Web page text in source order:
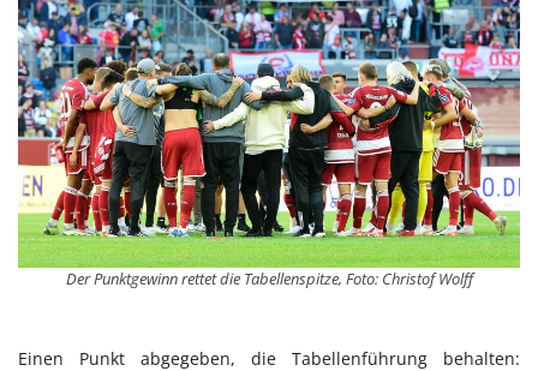
Der Punktgewinn rettet die Tabellenspitze, Foto: Christof Wolff
Einen Punkt abgegeben, die Tabellenführung behalten: